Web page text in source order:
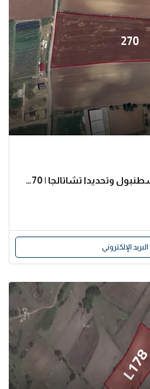
أرض زراعية للبيع في اسطنبول وتحديدا تشاتالجا | L270
البريد الإلكتروني